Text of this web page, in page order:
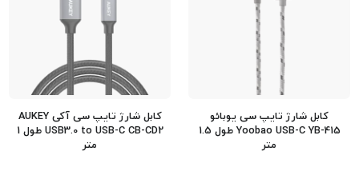
کابل شارژ تایپ سی یوبائو
Yoobao USB-C YB-415 طول 1.5
متر
کابل شارژ تایپ سی آکی AUKEY
USB3.0 to USB-C CB-CD2 طول 1
متر